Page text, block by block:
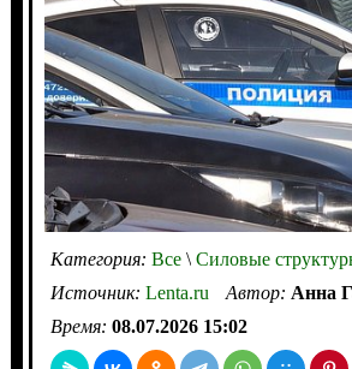
Категория: Все\Силовые
Источник: Lenta.ru Автор: Анна
Время: 08.07.2026 15:02